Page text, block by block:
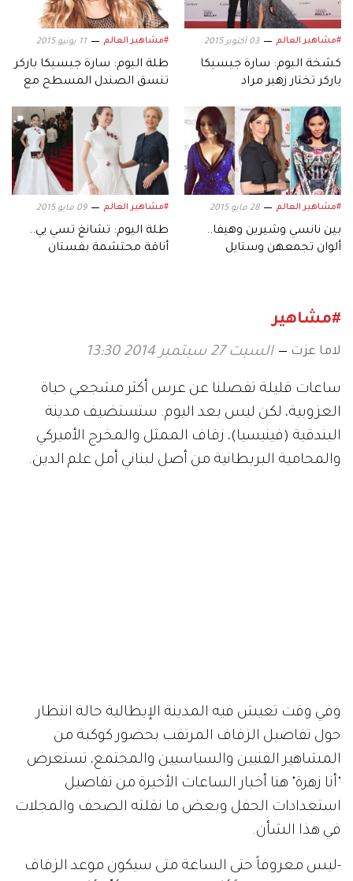
#مشاهير العالم 03 أكتوبر 2015
كشخة اليوم: سارة جيسيكا
باركر تختار زهير مراد
#مشاهير العالم 11 يونيو 2015
طلة اليوم: سارة جيسيكا باركر
تنسق الصندل المسطح مع
#مشاهير العالم 28 مايو 2015
بين نانسي وشيرين وهيفا..
ألوان تجمعهن وستايل
#مشاهير العالم 09 مايو 2015
طلة اليوم: تشانغ تسي يي..
أناقة محتشمة بفستان
#مشاهير
لاما عزت السبت 27 سبتمبر 2014 13:30
ساعات قليلة تفصلنا عن عرس أكثر مشجعي حياة
العزوبية، لكن ليس بعد اليوم. ستستضيف مدينة
البندقية (فينيسيا)، زفاف الممثل والمخرج الأميركي
والمحامية البريطانية من أصل لبناني أمل علم الدين.
وفي وقت تعيش فيه المدينة الإيطالية حالة انتظار
حول تفاصيل الزفاف المرتقب بحضور كوكبة من
المشاهير الفنيين والسياسيين والمجتمع، تستعرض
"أنا زهرة" هنا أخبار الساعات الأخيرة من تفاصيل
استعدادات الحفل وبعض ما نقلته الصحف والمجلات
في هذا الشأن.
-ليس معروفاً حتى الساعة متى سيكون موعد الزفاف